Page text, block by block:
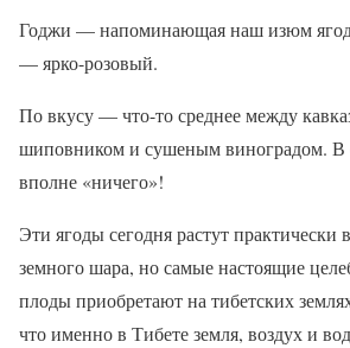
Годжи — напоминающая наш изюм
— ярко-розовый.
По вкусу — что-то среднее между
шиповником и сушеным виноградом. В
вполне «ничего»!
Эти ягоды сегодня растут практически
земного шара, но самые настоящие
плоды приобретают на тибетских
что именно в Тибете земля, воздух и